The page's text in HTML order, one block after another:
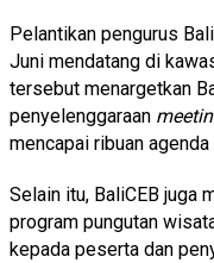
Pelantikan pengurus
Juni mendatang di
tersebut menargetkan
penyelenggaraan
mencapai ribuan
Selain itu, BaliCEB juga
program pungutan
kepada peserta dan